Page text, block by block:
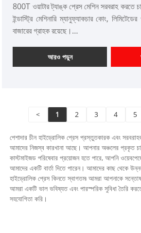
800T ওয়াটার ট্যাঙ্ক প্রেস মেশিন সরবরাহ করতে
ইন্ডাস্ট্রি মেশিনারি ম্যানুফ্যাকচার কোং, লিমিটেডের
বাজারের গ্রাহক রয়েছে।
পেমেন্ট: T/T, L/C
পণ্যের উত্স: চীন
লিড সময়: 4-5 মাস
আরও পড়ুন
< 1 2 3 4 5
পেশাদার চীন হাইড্রোলিক প্রেস প্রস্তুতকারক এবং
আমাদের নিজস্ব কারখানা আছে। আপনার অঞ্চলের প্রকৃত
কাস্টমাইজড পরিষেবার প্রয়োজন হতে পারে, আপনি
আমাদের একটি বার্তা দিতে পারেন। আমাদের কাছ থেকে
হাইড্রোলিক প্রেস কিনতে স্বাগতম৷ আমরা আপনাকে
আমরা একটি ভাল ভবিষ্যত এবং পারস্পরিক সুবিধা তৈরি
সহযোগিতা করি।